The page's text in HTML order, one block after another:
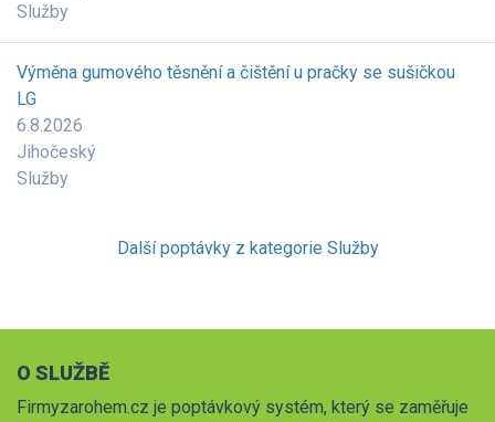
Služby
Výměna gumového těsnění a čištění u pračky se sušičkou
LG
6.8.2026
Jihočeský
Služby
Další poptávky z kategorie Služby
O SLUŽBĚ
Firmyzarohem.cz je poptávkový systém, který se zaměřuje